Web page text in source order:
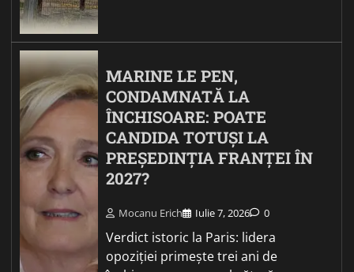
MARINE LE PEN,
CONDAMNATĂ LA
ÎNCHISOARE: POATE
CANDIDA TOTUȘI LA
PREȘEDINȚIA FRANȚEI ÎN
2027?
Mocanu Erich Iulie 7, 2026 0
Verdict istoric la Paris: lidera
opoziției primește trei ani de